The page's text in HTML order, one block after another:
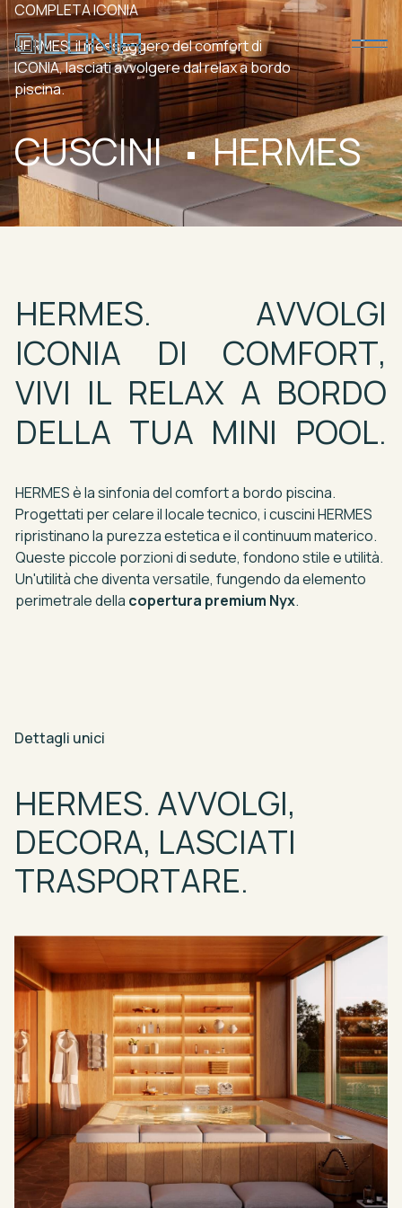
COMPLETAICONIA
HERMES,ilmessaggerodelcomfortdi
ICONIA,lasciatiavvolgeredalrelaxabordo
piscina.
CUSCINI HERMES
HERMES.
AVVOLGI
ICONIA
DI
COMFORT,
VIVI IL RELAX A BORDO
DELLA TUA MINI POOL.
HERMESèlasinfoniadelcomforta bordo piscina.
Progettati percelareillocaletecnico, icusciniHERMES
ripristinanola purezzaesteticaeilcontinuummaterico.
Queste piccole porzionidisedute, fondonostileeutilità.
Un'utilitàchediventaversatile, fungendodaelemento
perimetraledella copertura premium Nyx.
Dettagli unici
HERMES. AVVOLGI,
DECORA, LASCIATI
TRASPORTARE.